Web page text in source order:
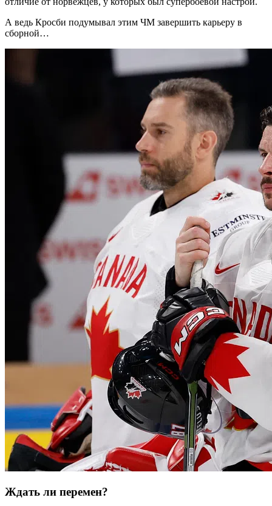
А ведь Кросби подумывал этим ЧМ завершить карьеру в
сборной…
Ждать ли перемен?